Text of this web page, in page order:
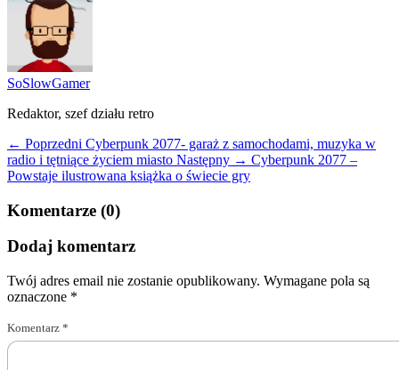
SoSlowGamer
Redaktor, szef działu retro
← Poprzedni Cyberpunk 2077- garaż z samochodami, muzyka w
radio i tętniące życiem miasto Następny → Cyberpunk 2077 –
Powstaje ilustrowana książka o świecie gry
Komentarze (0)
Dodaj komentarz
Twój adres email nie zostanie opublikowany. Wymagane pola są
oznaczone *
Komentarz *